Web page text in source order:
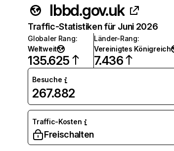
lbbd.gov.uk
Traffic-Statistiken für Juni 2026
Globaler Rang:
Weltweit
135.625
Länder-Rang:
Vereinigtes Königreich
7.436
Besuche
267.882
Traffic-Kosten
Freischalten